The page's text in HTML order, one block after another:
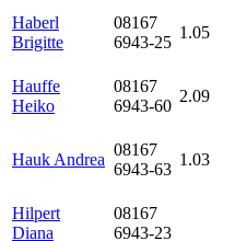
Haberl
Brigitte
08167
6943-25
1.05
Hauffe
Heiko
08167
6943-60
2.09
Hauk Andrea
08167
6943-63
1.03
Hilpert
Diana
08167
6943-23